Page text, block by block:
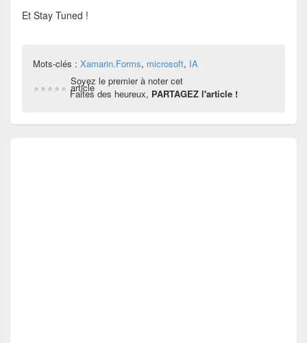
Et Stay Tuned !
Mots-clés : Xamarin.Forms, microsoft, IA
Soyez le premier à noter cet
article
Faites des heureux, PARTAGEZ l'article !